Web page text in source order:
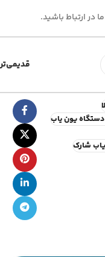
در ارتباط باشید.
قدیمی‌تر
دستگاه یون یاب
شارک